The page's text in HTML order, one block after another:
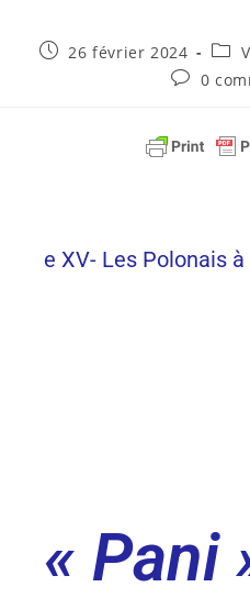
26 février 2024
0
e XV- Les Polonais
« Pani